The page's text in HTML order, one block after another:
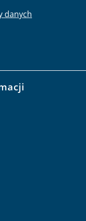
danych